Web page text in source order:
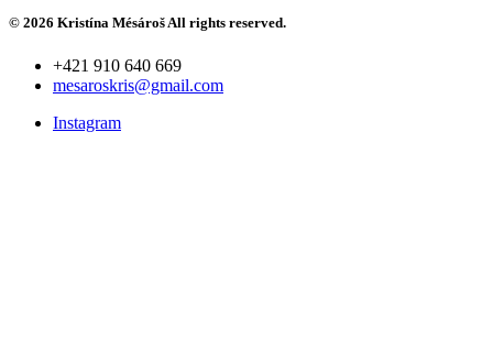
© 2026 Kristína Mésároš All rights reserved.
+421 910 640 669
mesaroskris@gmail.com
Instagram